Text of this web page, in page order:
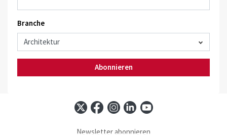
Branche
Abonnieren
Newsletter abonnieren